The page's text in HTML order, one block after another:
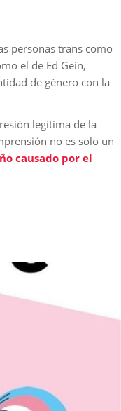
personas trans como
el de Ed Gein,
de género con la
legítima de la
no es solo un
causado por el